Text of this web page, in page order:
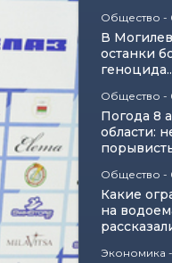
Общество -
В
останки
Общество -
Погода 8
области:
Общество -
Какие
на
Экономика -